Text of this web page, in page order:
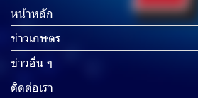
หน้าหลัก
ข่าวเกษตร
ข่าวอื่น ๆ
ติดต่อเรา